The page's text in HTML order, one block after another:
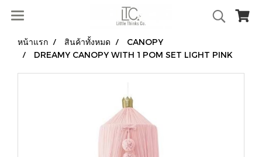
หน้าแรก สินค้าทั้งหมด
CANOPY
DREAMY CANOPY WITH 1 POM SET LIGHT PINK